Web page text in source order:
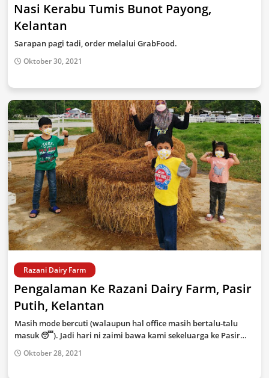
Nasi Kerabu Tumis Bunot Payong,
Kelantan
Sarapan pagi tadi, order melalui GrabFood.
Oktober 30, 2021
Razani Dairy Farm
Pengalaman Ke Razani Dairy Farm, Pasir
Putih, Kelantan
Masih mode bercuti (walaupun hal office masih bertalu-talu
masuk 😴). Jadi hari ni zaimi bawa kami sekeluarga ke Pasir…
Oktober 28, 2021